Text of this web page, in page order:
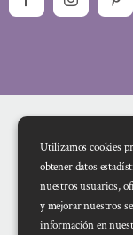
Financiado por la
Utilizamos cookies
obtener datos
nuestros usuarios,
y mejorar nuestros
información en